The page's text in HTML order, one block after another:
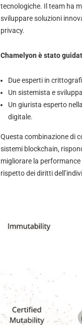
tecnologiche. Il team ha
sviluppare soluzioni
privacy.
Chamelyon è stato
Due esperti in
Un sistemista e
Un giurista esperto
digitale.
Questa combinazione di
sistemi blockchain,
migliorare la
rispetto dei diritti